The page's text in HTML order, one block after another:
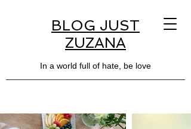
BLOG JUST
ZUZANA
In a world full of hate, be love